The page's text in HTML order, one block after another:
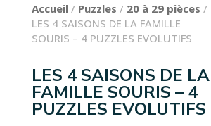
Accueil/ Puzzles / 20 à 29 pièces /
LES 4 SAISONS DE LA FAMILLE
SOURIS – 4 PUZZLES EVOLUTIFS
LES 4 SAISONS DE LA
FAMILLE SOURIS – 4
PUZZLES EVOLUTIFS